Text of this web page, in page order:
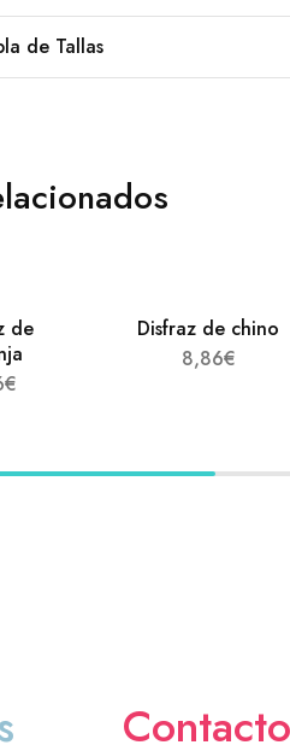
de Tallas
de
€
Disfraz de chino
8,86€
Contacto